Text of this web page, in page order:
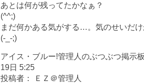
あとは何が残ってたかなぁ？
(^^;)
まだ何かある気がする…。気のせいだ
(-_-;)
アイス・ブルー!管理人のぶつぶつ掲示
19日 5:25
投稿者： ＥＺ＠管理人